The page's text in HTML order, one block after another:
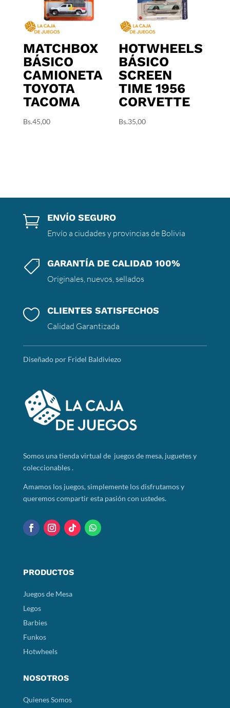
MATCHBOX
BÁSICO
CAMIONETA
TOYOTA
TACOMA
Bs.45,00
HOTWHEELS
BÁSICO
SCREEN
TIME 1956
CORVETTE
Bs.35,00
 ENVÍO SEGURO
Envío a ciudades y provincias de Bolivia
 GARANTÍA DE CALIDAD 100%
Originales, nuevos, sellados
 CLIENTES SATISFECHOS
Calidad Garantizada
Diseñado por Fridel Baldiviezo
Somosuna tienda virtual de juegos de mesa, juguetes y
coleccionables .
Amamos los juegos, simplemente los disfrutamos y
queremos compartir esta pasión con ustedes.
PRODUCTOS
Juegos de Mesa
Legos
Barbies
Funkos
Hotwheels
NOSOTROS
Quienes Somos